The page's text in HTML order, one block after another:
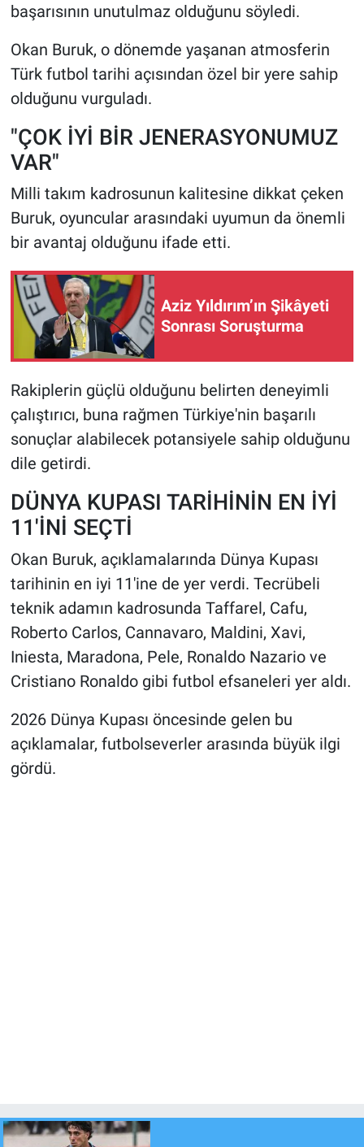
başarısının unutulmaz olduğunu söyledi.
Okan Buruk, o dönemde yaşanan atmosferin
Türk futbol tarihi açısından özel bir yere sahip
olduğunu vurguladı.
"ÇOK İYİ BİR JENERASYONUMUZ
VAR"
Milli takım kadrosunun kalitesine dikkat çeken
Buruk, oyuncular arasındaki uyumun da önemli
bir avantaj olduğunu ifade etti.
Aziz Yıldırım’ın Şikâyeti
Sonrası Soruşturma
Rakiplerin güçlü olduğunu belirten deneyimli
çalıştırıcı, buna rağmen Türkiye'nin başarılı
sonuçlar alabilecek potansiyele sahip olduğunu
dile getirdi.
DÜNYA KUPASI TARİHİNİN EN İYİ
11'İNİ SEÇTİ
Okan Buruk, açıklamalarında Dünya Kupası
tarihinin en iyi 11'ine de yer verdi. Tecrübeli
teknik adamın kadrosunda Taffarel, Cafu,
Roberto Carlos, Cannavaro, Maldini, Xavi,
Iniesta, Maradona, Pele, Ronaldo Nazario ve
Cristiano Ronaldo gibi futbol efsaneleri yer aldı.
2026 Dünya Kupası öncesinde gelen bu
açıklamalar, futbolseverler arasında büyük ilgi
gördü.